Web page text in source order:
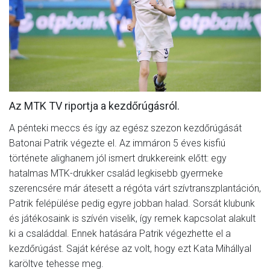
MÉRKŐZÉSEK
KLUB
GALÉRIA
SZURKOLÓI ÉLMÉNYEK
AKKREDITÁCIÓ
Az MTK TV riportja a kezdőrúgásról.
A pénteki meccs és így az egész szezon kezdőrúgását
Batonai Patrik végezte el. Az immáron 5 éves kisfiú
története alighanem jól ismert drukkereink előtt: egy
hatalmas MTK-drukker család legkisebb gyermeke
szerencsére már átesett a régóta várt szívtranszplantáción,
Patrik felépülése pedig egyre jobban halad. Sorsát klubunk
és játékosaink is szívén viselik, így remek kapcsolat alakult
ki a családdal. Ennek hatására Patrik végezhette el a
kezdőrúgást. Saját kérése az volt, hogy ezt Kata Mihállyal
karöltve tehesse meg.